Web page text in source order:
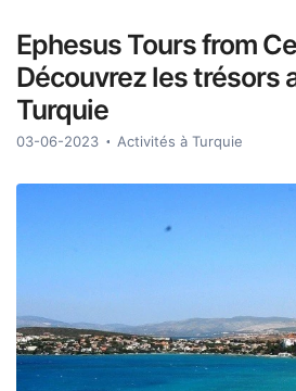
Ephesus Tours from
Découvrez les trésors
Turquie
03-06-2023 Activités à Turquie